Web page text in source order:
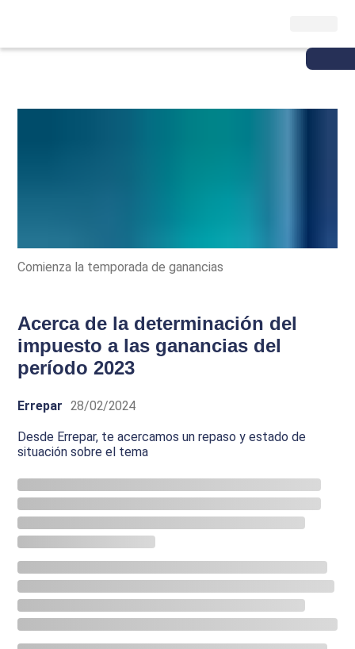
Comienza la temporada de ganancias
Acerca de la determinación del
impuesto a las ganancias del
período 2023
Errepar 28/02/2024
Desde Errepar, te acercamos un repaso y estado de
situación sobre el tema